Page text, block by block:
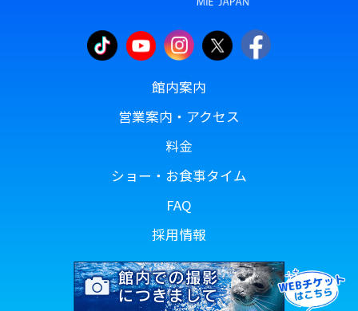
館内案内
営業案内・アクセス
料金
ショー・お食事タイム
FAQ
採用情報